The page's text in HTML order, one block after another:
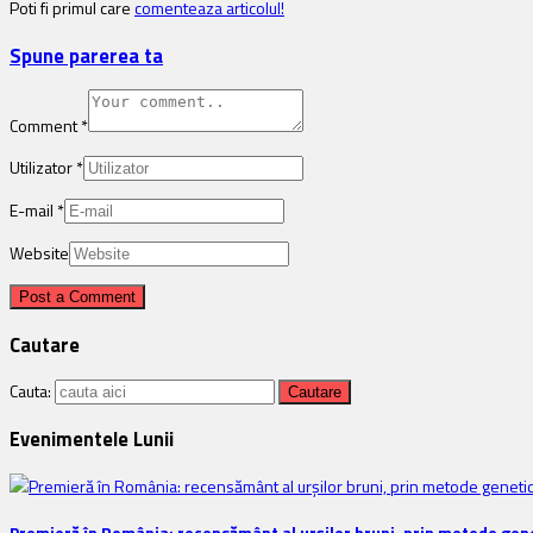
Poti fi primul carecomenteaza articolul!
Spune parerea ta
Comment*
Utilizator*
E-mail *
Website
Cautare
Cauta:
Evenimentele Lunii